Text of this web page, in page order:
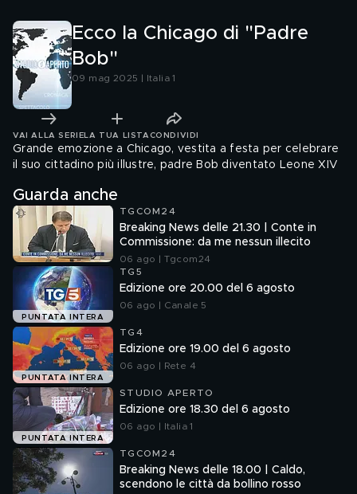
Ecco la Chicago di "Padre
Bob"
09 mag 2025 | Italia 1
VAI ALLA SERIE LA TUA LISTA CONDIVIDI
Grande emozione a Chicago, vestita a festa per celebrare
il suo cittadino più illustre, padre Bob diventato Leone XIV
Guarda anche
TGCOM24
Breaking News delle 21.30 | Conte in
Commissione: da me nessun illecito
06 ago | Tgcom24
PUNTATA INTERA
TG5
Edizione ore 20.00 del 6 agosto
06 ago | Canale 5
PUNTATA INTERA
TG4
Edizione ore 19.00 del 6 agosto
06 ago | Rete 4
PUNTATA INTERA
STUDIO APERTO
Edizione ore 18.30 del 6 agosto
06 ago | Italia 1
TGCOM24
Breaking News delle 18.00 | Caldo,
scendono le città da bollino rosso